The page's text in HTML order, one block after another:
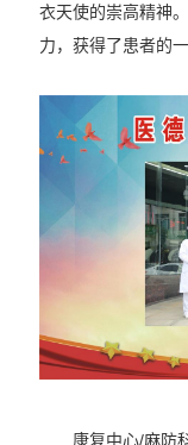
衣天使的崇高精神
力，获得了患者的
康复中心/麻防科